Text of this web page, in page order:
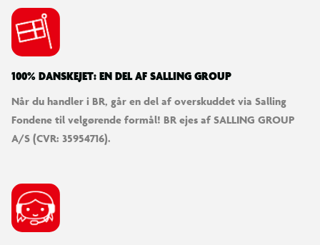
100% DANSKEJET: EN DEL AF SALLING GROUP
Når du handler i BR, går en del af overskuddet via Salling
Fondene til velgørende formål! BR ejes af SALLING GROUP
A/S (CVR: 35954716).